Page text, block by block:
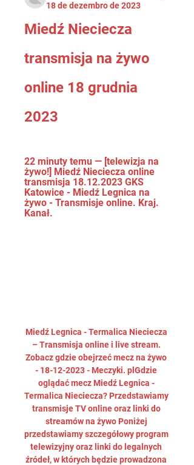
18 de dezembro de 2023
Miedź Nieciecza
transmisja na żywo
online 18 grudnia
2023
22 minuty temu — [telewizja na
żywo!] Miedź Nieciecza online
transmisja 18.12.2023 GKS
Katowice - Miedź Legnica na
żywo - Transmisje online. Kraj.
Kanał.
Miedź Legnica - Termalica Nieciecza
– Transmisja online i live stream.
Zobacz gdzie obejrzeć mecz na żywo
- 18-12-2023 - Meczyki. plGdzie
oglądać mecz Miedź Legnica -
Termalica Nieciecza? Przedstawiamy
transmisje TV online oraz linki do
streamów na żywo Poniżej
przedstawiamy szczegółowy program
telewizyjny oraz linki do legalnych
źródeł, w których będzie prowadzona